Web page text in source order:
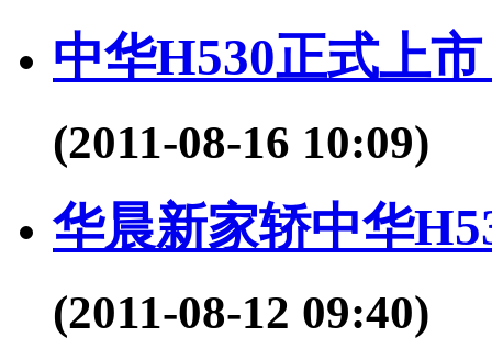
中华H530正式上
(2011-08-16 10:09)
华晨新家轿中华
(2011-08-12 09:40)